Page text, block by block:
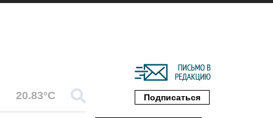
20.83°C Подписаться